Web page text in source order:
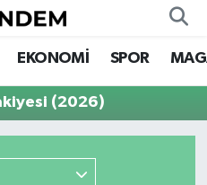
EKONOMİ SPOR
(2026)